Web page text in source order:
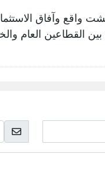
واقع وآفاق
القطاعين العام
بريد